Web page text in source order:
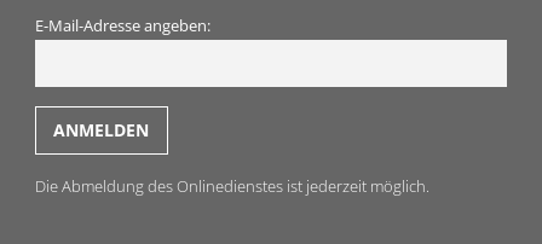
Sie das Loseblattwerk einfach an uns zurück!
E-Mail-Adresse angeben:
Die Abmeldung des Onlinedienstes ist jederzeit möglich.